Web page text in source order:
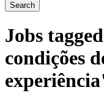
Search
Jobs
condições